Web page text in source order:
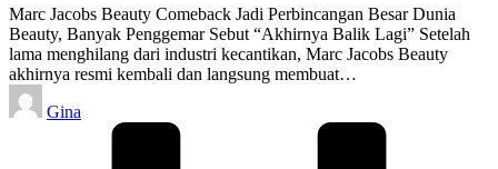
Marc Jacobs Beauty Comeback Jadi Perbincangan Besar Dunia
Beauty, Banyak Penggemar Sebut “Akhirnya Balik Lagi” Setelah
lama menghilang dari industri kecantikan, Marc Jacobs Beauty
akhirnya resmi kembali dan langsung membuat…
Posted
by
Gina